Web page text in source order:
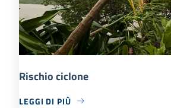
Rischio ciclone
LEGGI DI PIÙ